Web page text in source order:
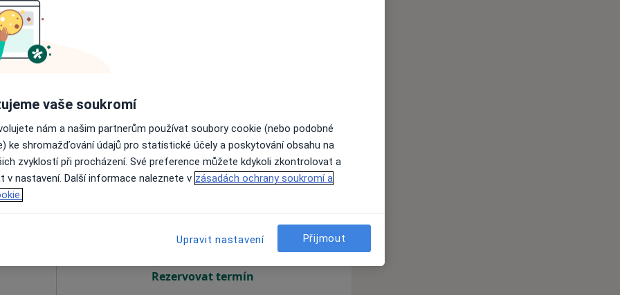
1 500 Kč
Zobrazit všechny adresy s možnosti online objednávání
Online rezervace termínu není k dispozici
Rezervovat termín
vaše soukromí
nám a našim partnerům používat soubory cookie (nebo podobné
ke shromažďování údajů pro statistické účely a poskytování obsahu na
zvyklostí při procházení. Své preference můžete kdykoli zkontrolovat a
v nastavení. Další informace naleznete v zásadách ochrany soukromí a
Upravit nastavení Přijmout